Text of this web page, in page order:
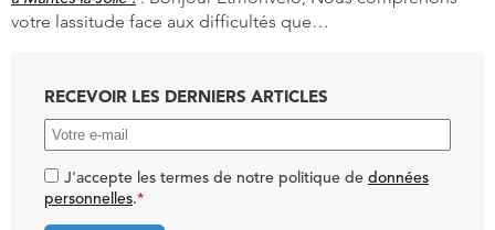
votre lassitude face aux difficultés que…
RECEVOIR LES DERNIERS ARTICLES
J'accepte les termes de notre politique de données
personnelles.*